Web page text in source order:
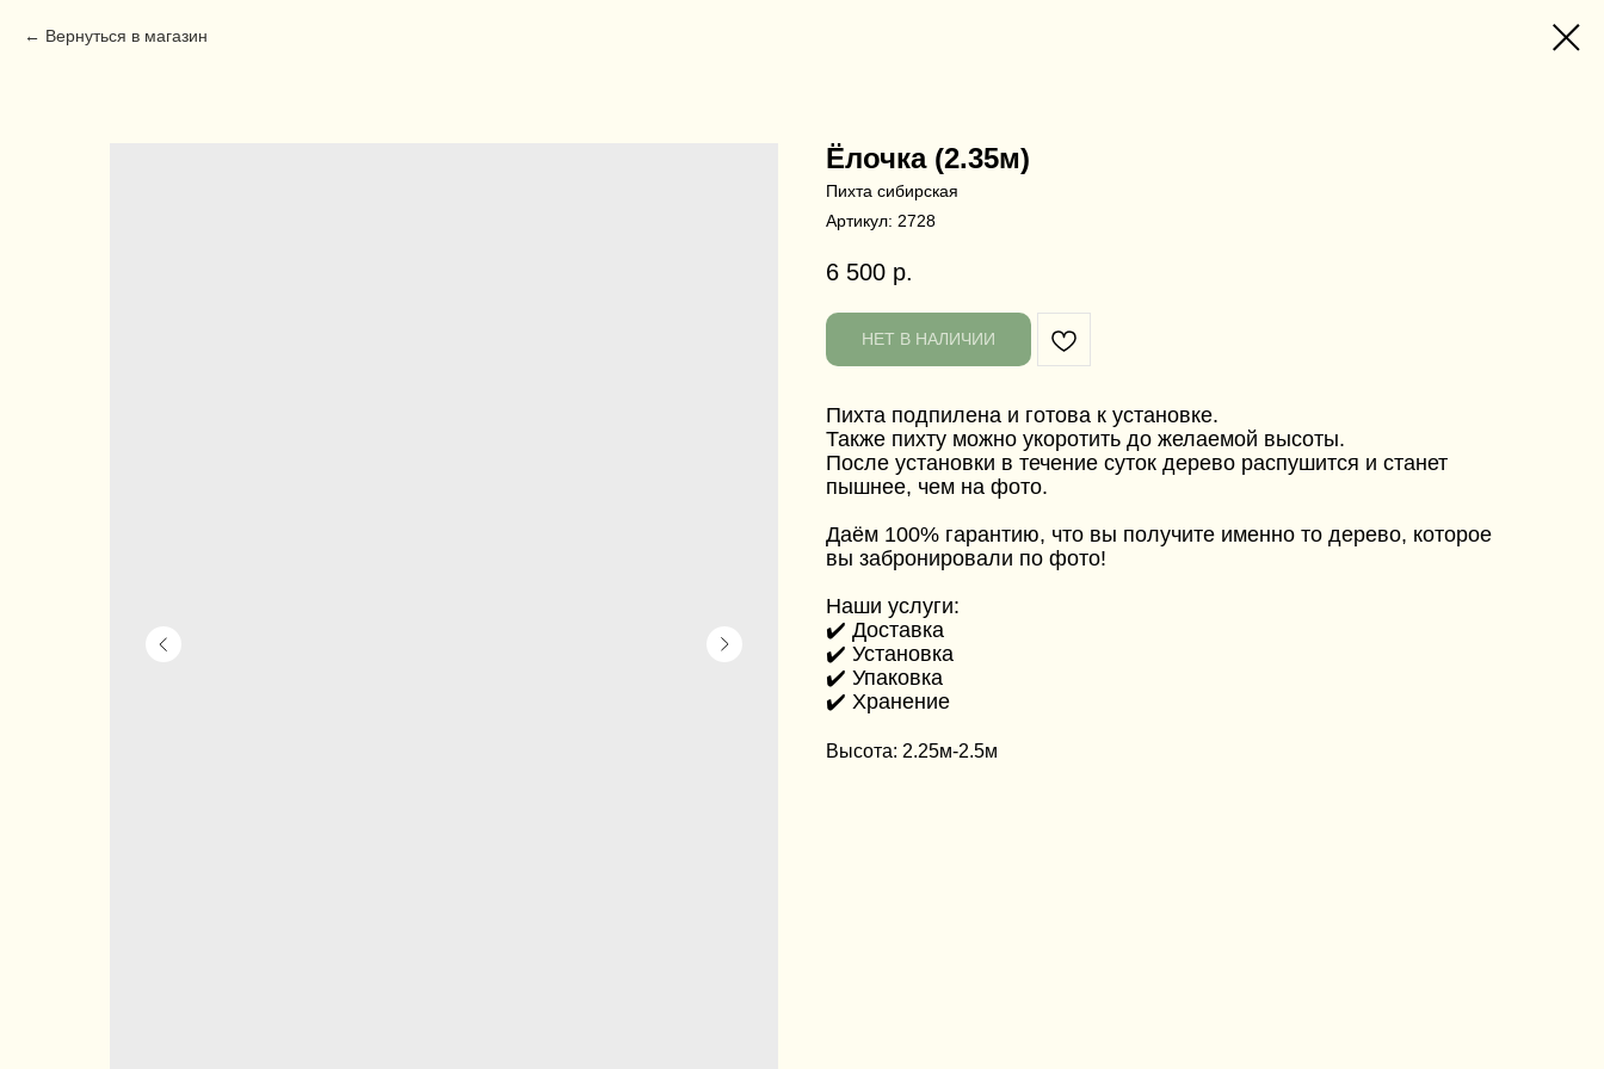
Вернуться в магазин
Ёлочка (2.35м)
Пихта сибирская
Артикул: 2728
6 500 р.
НЕТ В НАЛИЧИИ
Пихта подпилена и готова к установке.
Также пихту можно укоротить до желаемой высоты.
После установки в течение суток дерево распушится и станет
пышнее, чем на фото.
Даём 100% гарантию, что вы получите именно то дерево, которое
вы забронировали по фото!
Наши услуги:
✔️ Доставка
✔️ Установка
✔️ Упаковка
✔️ Хранение
Высота: 2.25м-2.5м